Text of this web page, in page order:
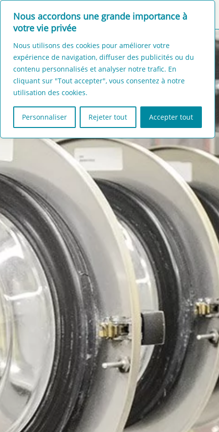
Nous accordons une grande importance à
votre vie privée
Nous utilisons des cookies pour améliorer votre
expérience de navigation, diffuser des publicités ou du
contenu personnalisés et analyser notre trafic. En
cliquant sur "Tout accepter", vous consentez à notre
utilisation des cookies.
Personnaliser Rejeter tout Accepter tout
MENU CONTACT